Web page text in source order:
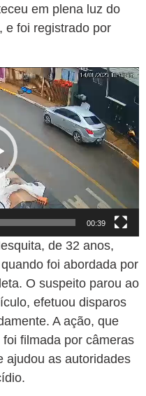
em plena luz do
e foi registrado por
00:39
de 32 anos,
foi abordada por
O suspeito parou ao
efetuou disparos
A ação, que
filmada por câmeras
ajudou as autoridades